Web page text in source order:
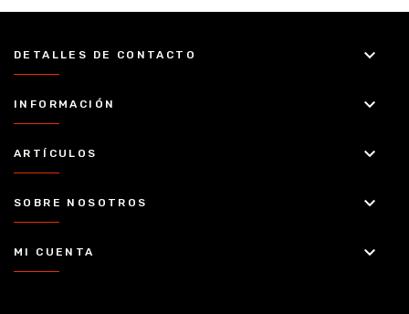
DETALLES DE CONTACTO keyboard_arrow_down
INFORMACIÓN keyboard_arrow_down
ARTÍCULOS keyboard_arrow_down
SOBRE NOSOTROS keyboard_arrow_down
MI CUENTA keyboard_arrow_down